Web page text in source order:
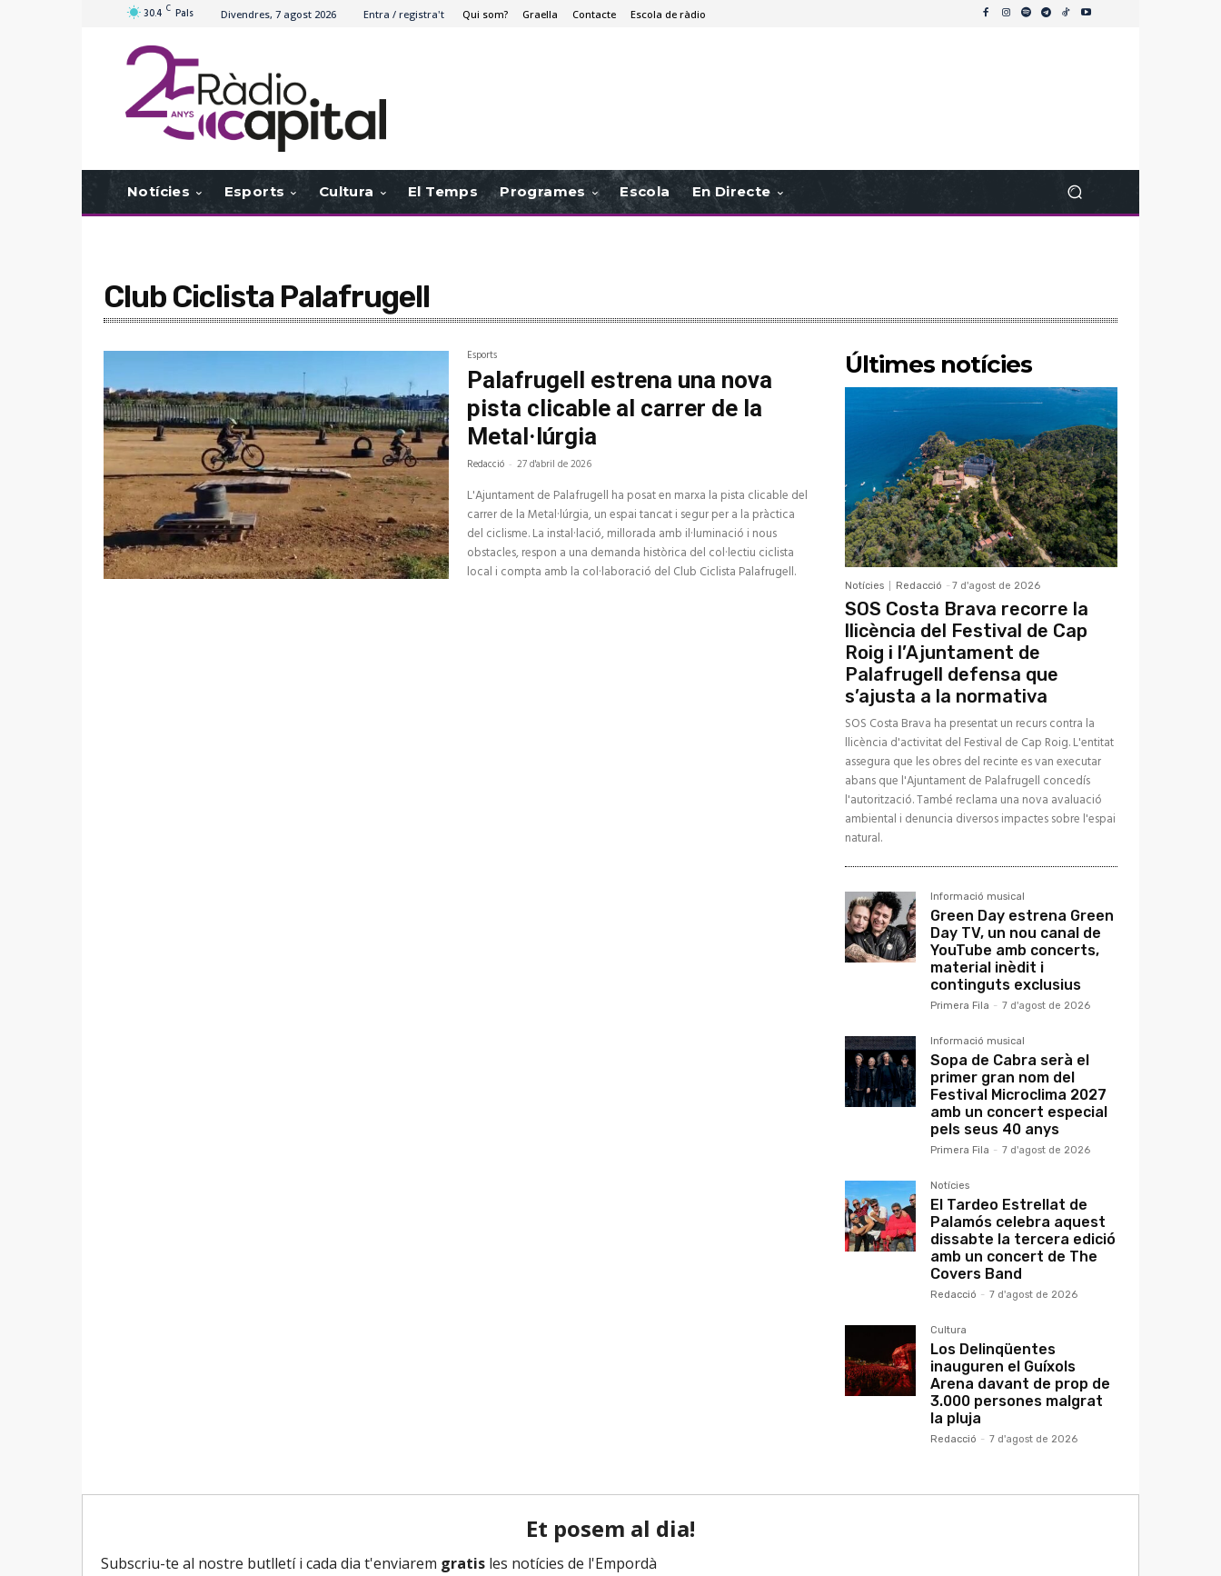
30.4 C Pals Divendres, 7 agost 2026 Entra / registra't Qui som? Graella Contacte Escola de ràdio
Notícies Esports Cultura El Temps Programes Escola En Directe
Club Ciclista Palafrugell
Esports
Palafrugell estrena una nova
pista clicable al carrer de la
Metal·lúrgia
Redacció - 27 d'abril de 2026
L'Ajuntament de Palafrugell ha posat en marxa la pista clicable del
carrer de la Metal·lúrgia, un espai tancat i segur per a la pràctica
del ciclisme. La instal·lació, millorada amb il·luminació i nous
obstacles, respon a una demanda històrica del col·lectiu ciclista
local i compta amb la col·laboració del Club Ciclista Palafrugell.
Últimes notícies
Notícies Redacció - 7 d'agost de 2026
SOS Costa Brava recorre la
llicència del Festival de Cap
Roig i l’Ajuntament de
Palafrugell defensa que
s’ajusta a la normativa
SOS Costa Brava ha presentat un recurs contra la
llicència d'activitat del Festival de Cap Roig. L'entitat
assegura que les obres del recinte es van executar
abans que l'Ajuntament de Palafrugell concedís
l'autorització. També reclama una nova avaluació
ambiental i denuncia diversos impactes sobre l'espai
natural.
Informació musical
Green Day estrena Green
Day TV, un nou canal de
YouTube amb concerts,
material inèdit i
continguts exclusius
Primera Fila - 7 d'agost de 2026
Informació musical
Sopa de Cabra serà el
primer gran nom del
Festival Microclima 2027
amb un concert especial
pels seus 40 anys
Primera Fila - 7 d'agost de 2026
Notícies
El Tardeo Estrellat de
Palamós celebra aquest
dissabte la tercera edició
amb un concert de The
Covers Band
Redacció - 7 d'agost de 2026
Cultura
Los Delinqüentes
inauguren el Guíxols
Arena davant de prop de
3.000 persones malgrat
la pluja
Redacció - 7 d'agost de 2026